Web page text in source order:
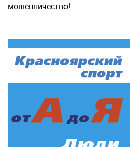
мошенничество!